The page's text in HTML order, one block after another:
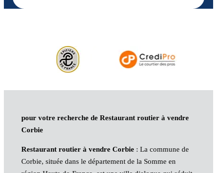
pour votre recherche de Restaurant routier à vendre
Corbie
Restaurant routier à vendre Corbie: La commune de
Corbie, située dans le département de la Somme en